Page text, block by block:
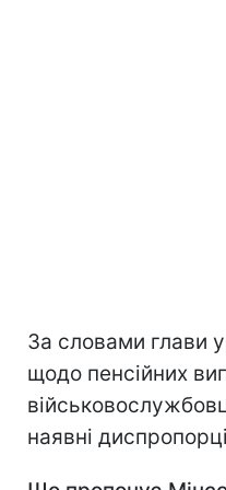
За словами глави
щодо пенсійних
наявні